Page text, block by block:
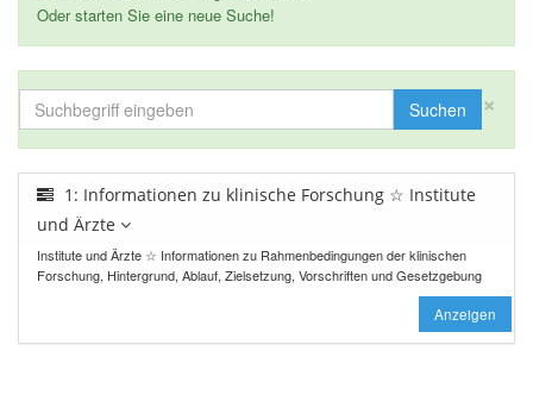
Oder starten Sie eine neue Suche!
×
Suchen
1: Informationen zu klinische Forschung ☆ Institute
und Ärzte
Institute und Ärzte ☆ Informationen zu Rahmenbedingungen der klinischen
Forschung, Hintergrund, Ablauf, Zielsetzung, Vorschriften und Gesetzgebung
Anzeigen